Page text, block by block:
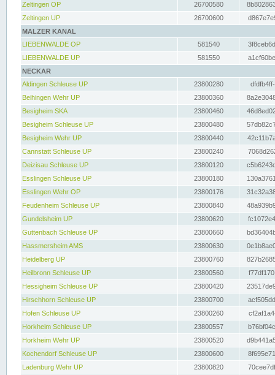
Zeltingen OP
26700580
Zeltingen UP
26700600
MALZER KANAL
LIEBENWALDE OP
581540
LIEBENWALDE UP
581550
NECKAR
Aldingen Schleuse UP
23800280
Beihingen Wehr UP
23800360
Besigheim SKA
23800460
Besigheim Schleuse UP
23800480
Besigheim Wehr UP
23800440
Cannstatt Schleuse UP
23800240
Deizisau Schleuse UP
23800120
Esslingen Schleuse UP
23800180
Esslingen Wehr OP
23800176
Feudenheim Schleuse UP
23800840
Gundelsheim UP
23800620
Guttenbach Schleuse UP
23800660
Hassmersheim AMS
23800630
Heidelberg UP
23800760
Heilbronn Schleuse UP
23800560
Hessigheim Schleuse UP
23800420
Hirschhorn Schleuse UP
23800700
Hofen Schleuse UP
23800260
Horkheim Schleuse UP
23800557
Horkheim Wehr UP
23800520
Kochendorf Schleuse UP
23800600
Ladenburg Wehr UP
23800820